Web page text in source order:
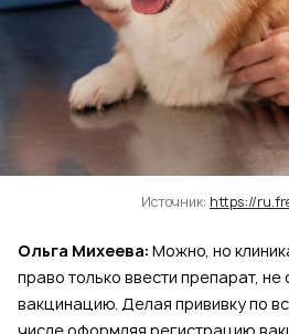
Источник: https://
Ольга Михеева: Можно, но
право только ввести препарат,
вакцинацию. Делая прививку по